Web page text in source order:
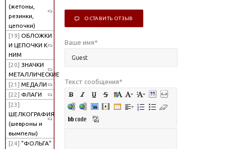
(жетоны,
резинки,
цепочки)
[19] ОБЛОЖКИ
И ЦЕПОЧКИ К
НИМ
[20] ЗНАЧКИ
МЕТАЛЛИЧЕСКИЕ
[21] МЕДАЛИ
[22] ФЛАГИ
[23]
ШЕЛКОГРАФИЯ
(шевроны и
вымпелы)
[24] "ФОЛЬГА"
ОСТАВИТЬ ОТЗЫВ
Ваше имя*
Текст сообщения*